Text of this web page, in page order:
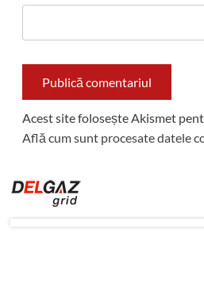
Acest site folosește Akismet
Află cum sunt procesate datele